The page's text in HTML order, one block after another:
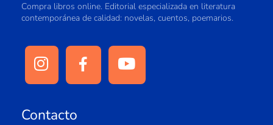
Compra libros online. Editorial especializada en literatura
contemporánea de calidad: novelas, cuentos, poemarios.
Contacto